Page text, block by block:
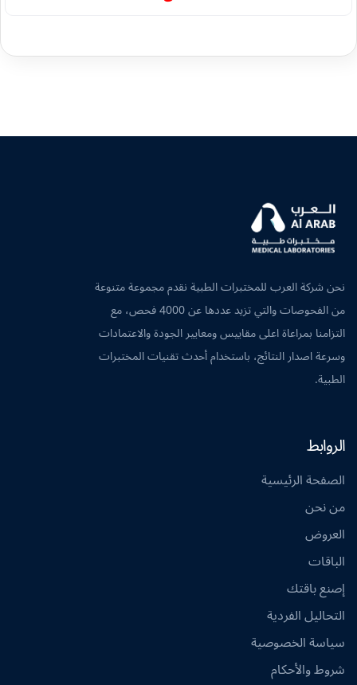
نحن شركة العرب للمختبرات الطبية نقدم مجموعة متنوعة
من الفحوصات والتي تزيد عددها عن 4000 فحص، مع
التزامنا بمراعاة اعلى مقاييس ومعايير الجودة والاعتمادات
وسرعة اصدار النتائج، باستخدام أحدث تقنيات المختبرات
الطبية.
الروابط
الصفحة الرئيسية
من نحن
العروض
الباقات
إصنع باقتك
التحاليل الفردية
سياسة الخصوصية
شروط والأحكام